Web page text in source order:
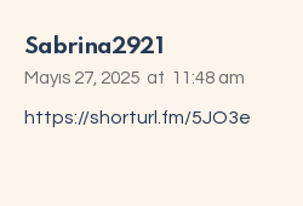
Sabrina2921
Mayıs 27, 2025 at 11:48 am
https://shorturl.fm/5JO3e